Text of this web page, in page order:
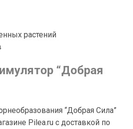
растений
“Добрая
“Добрая Сила”
Pilea.ru с доставкой по